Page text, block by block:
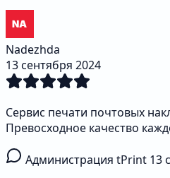
Nadezhda
13 сентября 2024
Сервис печати почтовых
Превосходное качество
Администрация tPrint 13